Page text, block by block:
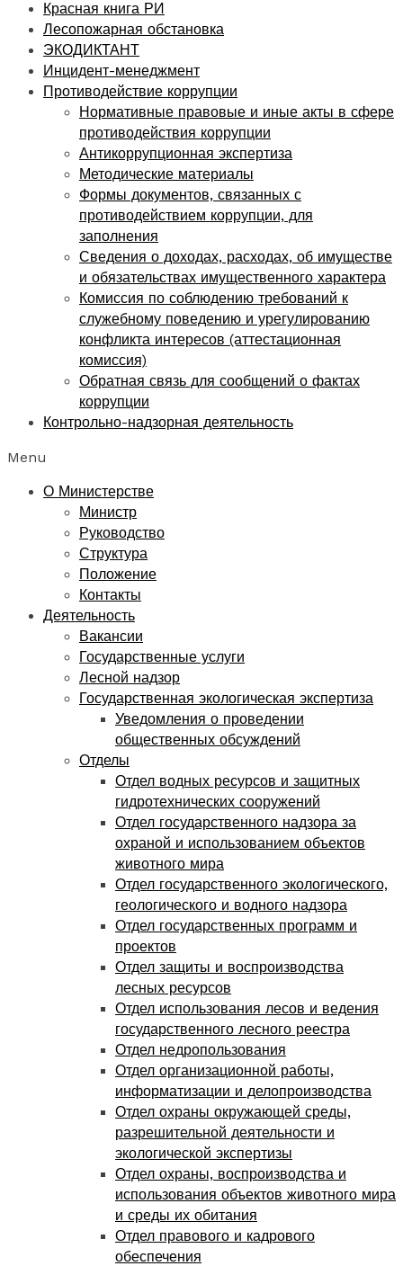
Красная книга РИ
Лесопожарная обстановка
ЭКОДИКТАНТ
Инцидент-менеджмент
Противодействие коррупции
Нормативные правовые и иные акты в сфере
противодействия коррупции
Антикоррупционная экспертиза
Методические материалы
Формы документов, связанных с
противодействием коррупции, для
заполнения
Сведения о доходах, расходах, об имуществе
и обязательствах имущественного характера
Комиссия по соблюдению требований к
служебному поведению и урегулированию
конфликта интересов (аттестационная
комиссия)
Обратная связь для сообщений о фактах
коррупции
Контрольно-надзорная деятельность
Menu
О Министерстве
Министр
Руководство
Структура
Положение
Контакты
Деятельность
Вакансии
Государственные услуги
Лесной надзор
Государственная экологическая экспертиза
Уведомления о проведении
общественных обсуждений
Отделы
Отдел водных ресурсов и защитных
гидротехнических сооружений
Отдел государственного надзора за
охраной и использованием объектов
животного мира
Отдел государственного экологического,
геологического и водного надзора
Отдел государственных программ и
проектов
Отдел защиты и воспроизводства
лесных ресурсов
Отдел использования лесов и ведения
государственного лесного реестра
Отдел недропользования
Отдел организационной работы,
информатизации и делопроизводства
Отдел охраны окружающей среды,
разрешительной деятельности и
экологической экспертизы
Отдел охраны, воспроизводства и
использования объектов животного мира
и среды их обитания
Отдел правового и кадрового
обеспечения